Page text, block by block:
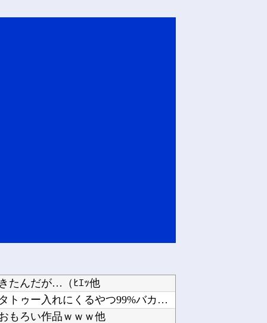
たんだが…（ﾋｴｯ他
【悲報】タトゥー彫師23年目店長「タトゥー入れにくるやつ99%バカです」他
もろい作品ｗｗｗ他